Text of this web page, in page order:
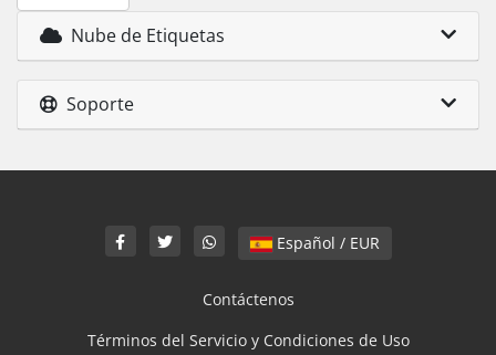
Nube de Etiquetas
Soporte
Español / EUR
Contáctenos
Términos del Servicio y Condiciones de Uso